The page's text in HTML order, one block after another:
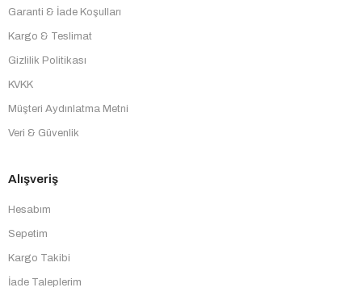
Garanti & İade Koşulları
Kargo & Teslimat
Gizlilik Politikası
KVKK
Müşteri Aydınlatma Metni
Veri & Güvenlik
Alışveriş
Hesabım
Sepetim
Kargo Takibi
İade Taleplerim